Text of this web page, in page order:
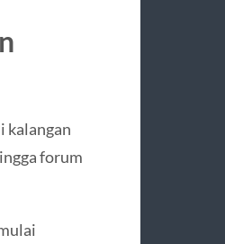
kalangan
forum